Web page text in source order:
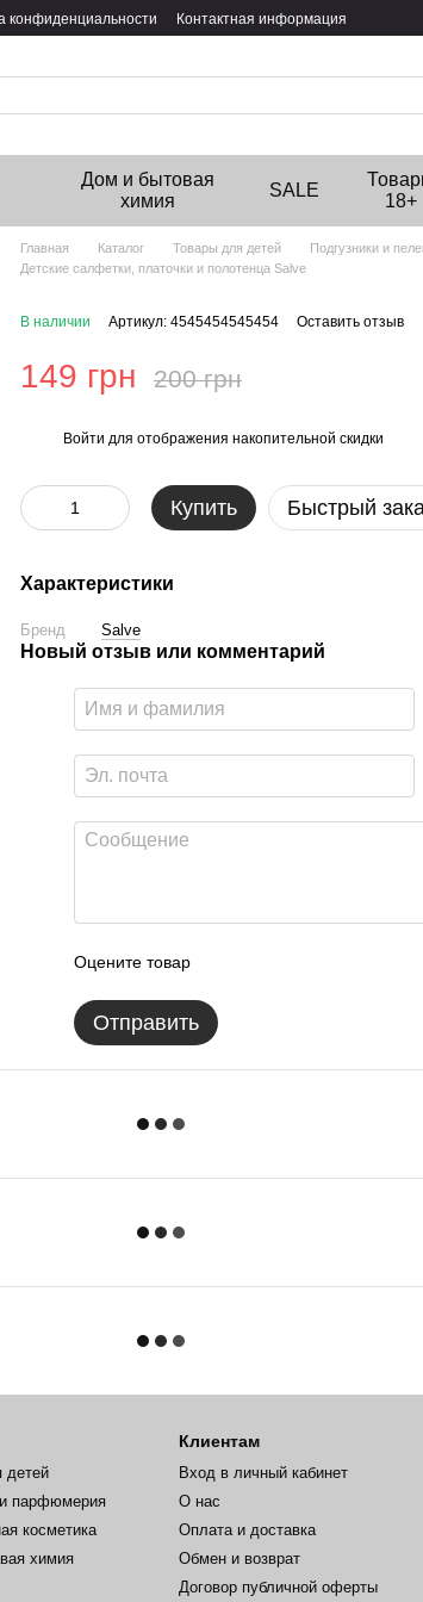
конфиденциальности Контактная информация
Дом и бытовая
химия
SALE
18+
Главная Каталог Товары для детей Подгузники и
Детские салфетки, платочки и полотенца Salve
В наличии Артикул: 4545454545454 Оставить отзыв
149 грн 200 грн
Войти для отображения накопительной скидки
Купить Быстрый
Характеристики
Бренд Salve
Новый отзыв или комментарий
Оцените товар
Отправить
детей
парфюмерия
косметика
химия
Клиентам
Вход в личный кабинет
О нас
Оплата и доставка
Обмен и возврат
Договор публичной оферты